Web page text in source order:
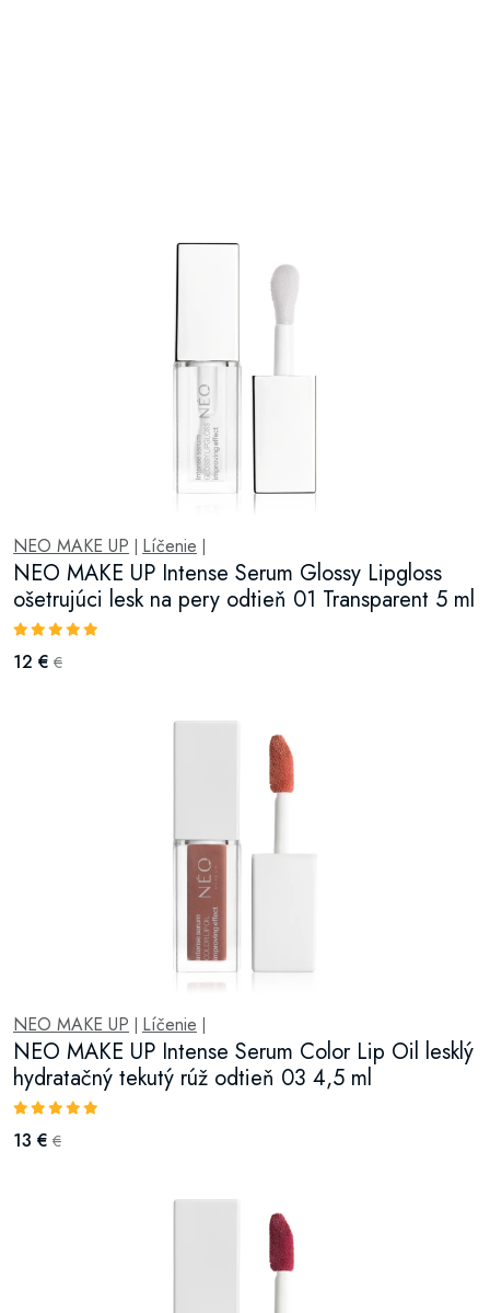
NEO MAKE UP Líčenie
NEO MAKE UP Intense Serum Glossy Lipgloss
ošetrujúci lesk na pery odtieň 01 Transparent 5 ml
12 € €
NEO MAKE UP Líčenie
NEO MAKE UP Intense Serum Color Lip Oil lesklý
hydratačný tekutý rúž odtieň 03 4,5 ml
13 € €